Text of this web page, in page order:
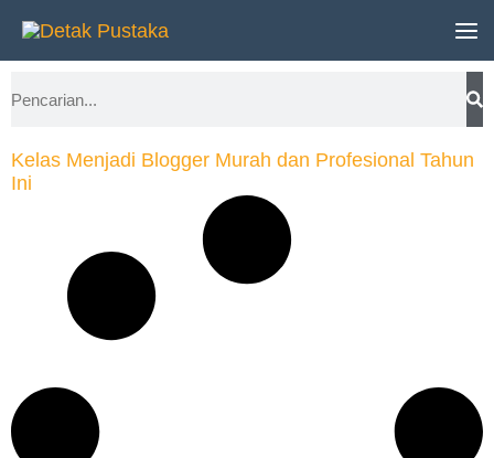
Lewati
konten
Search
Kelas Menjadi Blogger Murah dan Profesional Tahun
Ini